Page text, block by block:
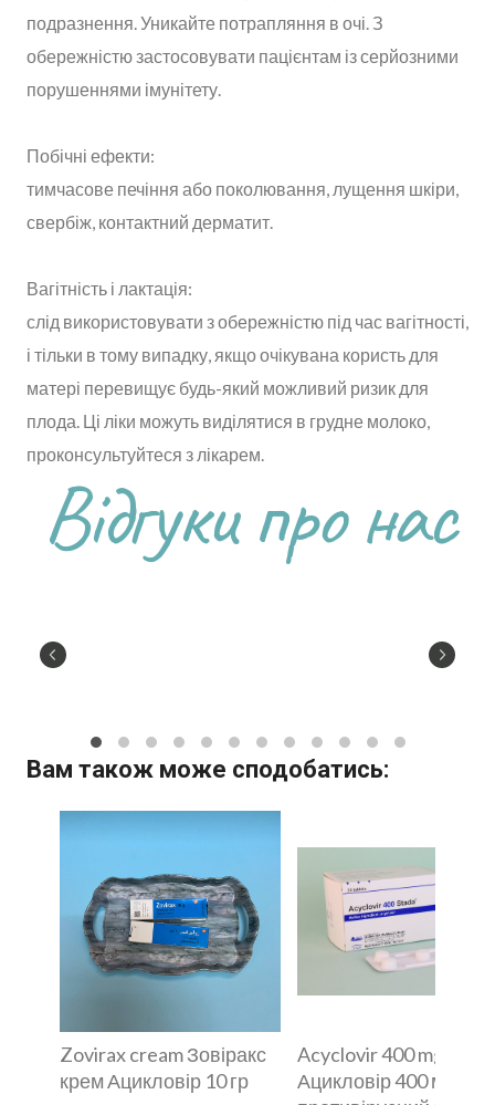
подразнення. Уникайте потрапляння в очі. З
обережністю застосовувати пацієнтам із серйозними
порушеннями імунітету.
Побічні ефекти:
тимчасове печіння або поколювання, лущення шкіри,
свербіж, контактний дерматит.
Вагітність і лактація:
слід використовувати з обережністю під час вагітності,
і тільки в тому випадку, якщо очікувана користь для
матері перевищує будь-який можливий ризик для
плода. Ці ліки можуть виділятися в грудне молоко,
проконсультуйтеся з лікарем.
Відгуки про нас
Вам також може сподобатись:
Zovirax cream Зовіракс
крем Ацикловір 10 гр
Acyclovir 400 mg
Ацикловір 400 мг